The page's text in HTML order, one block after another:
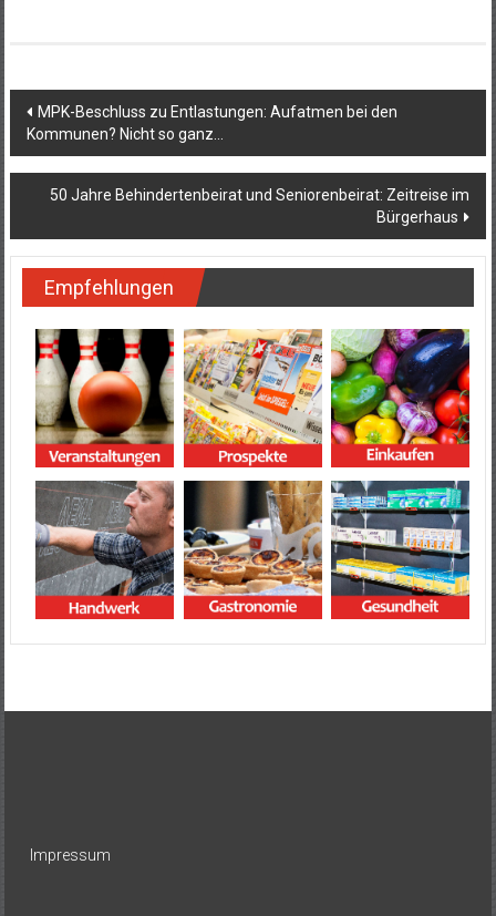
Beitragsnavigation
MPK-Beschluss zu Entlastungen: Aufatmen bei den
Kommunen? Nicht so ganz…
50 Jahre Behindertenbeirat und Seniorenbeirat: Zeitreise im
Bürgerhaus
Empfehlungen
Impressum